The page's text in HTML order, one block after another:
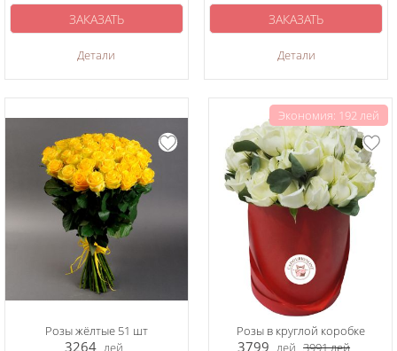
Детали
ЗАКАЗАТЬ
Детали
ЗАКАЗАТЬ
Розы жёлтые 51 шт
3264 лей
Экономия: 192 лей
Розы в круглой коробке
3799 лей 3991лей